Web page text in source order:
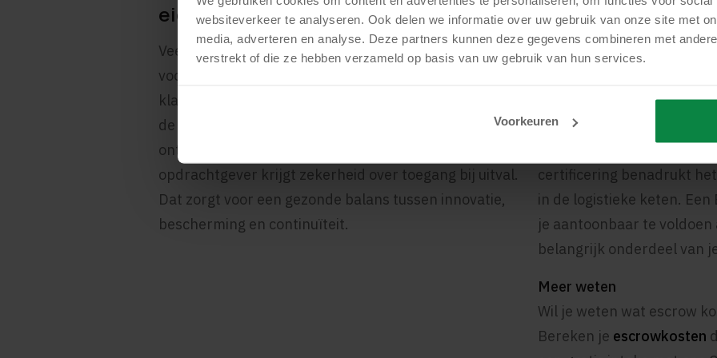
websiteverkeer te analyseren. Ook delen we informatie over uw gebruik van onze site met
media, adverteren en analyse. Deze partners kunnen deze gegevens combineren met
verstrekt of die ze hebben verzameld op basis van uw gebruik van hun services.
Voorkeuren
eigendom en maatwerksoftware
Veel logistieke bedrijven werken met maatwerksoftware
voor bijvoorbeeld route-optimalisatie, koppelingen met
klantenportalen of douaneprocessen. Met Escrow leg je
de broncode en ontwikkelrechten juridisch veilig vast: de
ontwikkelaar behoudt zijn intellectueel eigendom, de
opdrachtgever krijgt zekerheid over toegang bij uitval.
Dat zorgt voor een gezonde balans tussen innovatie,
bescherming en continuïteit.
NIS2, ISO 27001 en
De logistieke sector staat
transport- en logistieke
voor digitale veerkracht.
certificering benadrukt
in de logistieke keten.
je aantoonbaar te voldoen
belangrijk onderdeel van
Meer weten
Wil je weten wat escrow
Bereken je escrowkosten